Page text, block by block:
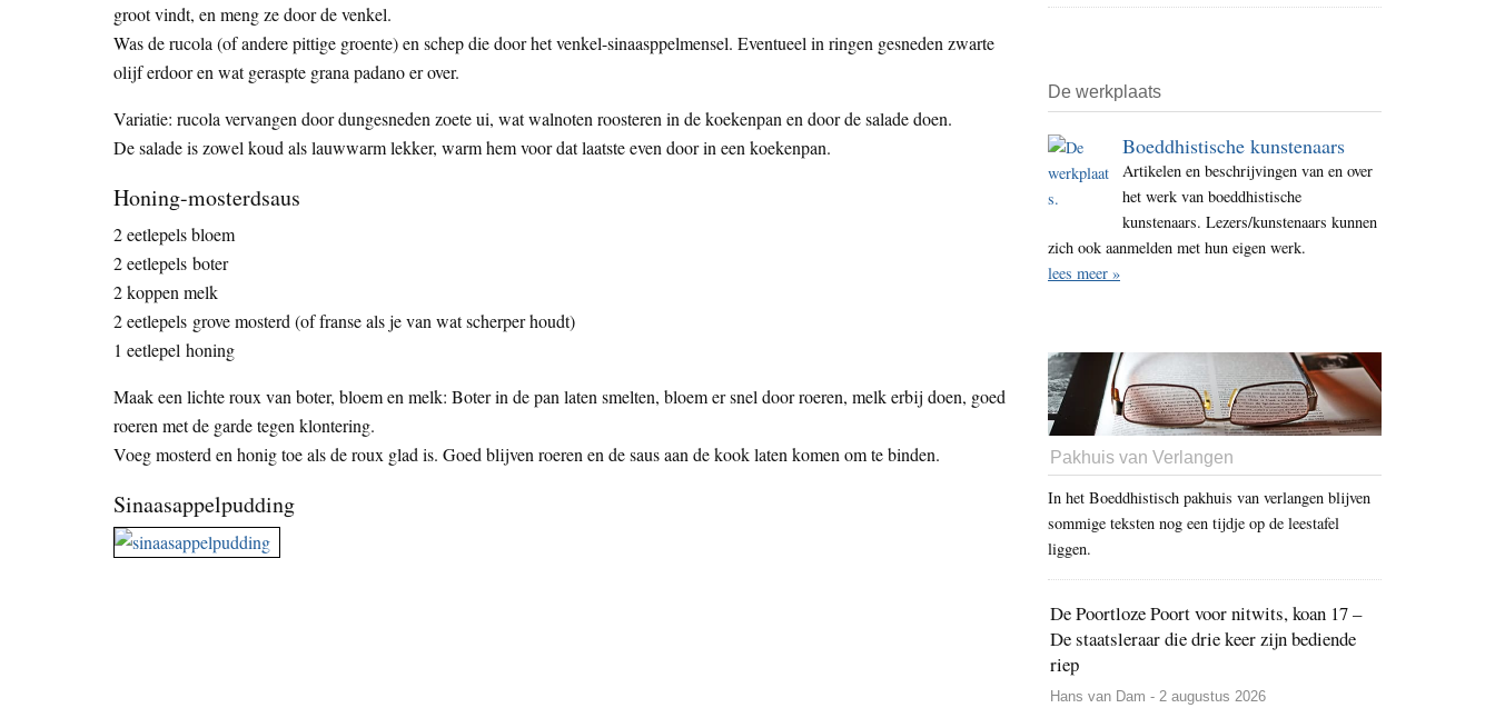
groot vindt, en meng ze door de venkel.
Was de rucola (of andere pittige groente) en schep die door het venkel-sinaasppelmensel. Eventueel in ringen gesneden zwarte
olijf erdoor en wat geraspte grana padano er over.
Variatie: rucola vervangen door dungesneden zoete ui, wat walnoten roosteren in de koekenpan en door de salade doen.
De salade is zowel koud als lauwwarm lekker, warm hem voor dat laatste even door in een koekenpan.
Honing-mosterdsaus
2 eetlepels bloem
2 eetlepels boter
2 koppen melk
2 eetlepels grove mosterd (of franse als je van wat scherper houdt)
1 eetlepel honing
Maak een lichte roux van boter, bloem en melk: Boter in de pan laten smelten, bloem er snel door roeren, melk erbij doen, goed
roeren met de garde tegen klontering.
Voeg mosterd en honig toe als de roux glad is. Goed blijven roeren en de saus aan de kook laten komen om te binden.
Sinaasappelpudding
De werkplaats
Boeddhistische kunstenaars
Artikelen en beschrijvingen van en over
het werk van boeddhistische
kunstenaars. Lezers/kunstenaars kunnen
zich ook aanmelden met hun eigen werk.
lees meer »
Pakhuis van Verlangen
In het Boeddhistisch pakhuis van verlangen blijven
sommige teksten nog een tijdje op de leestafel
liggen.
De Poortloze Poort voor nitwits, koan 17 –
De staatsleraar die drie keer zijn bediende
riep
Hans van Dam - 2 augustus 2026